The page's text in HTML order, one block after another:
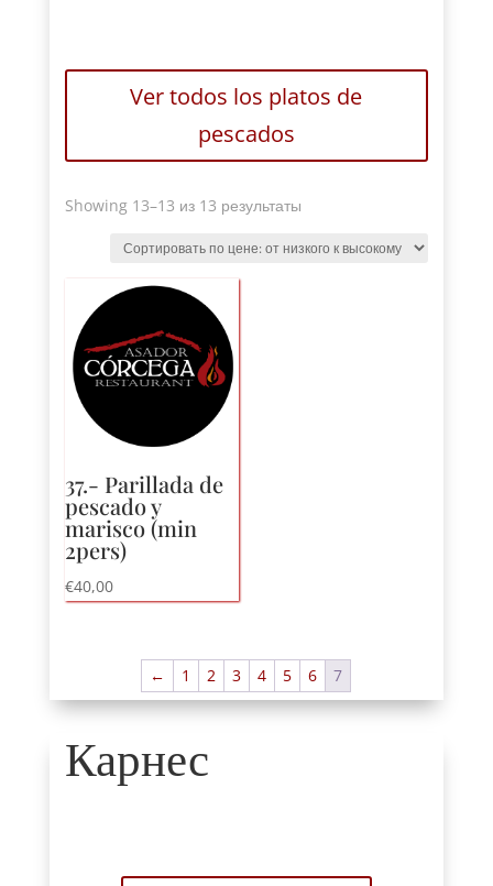
Ver todos los platos de
pescados
Showing 13–13 из 13 результатыSorted
price:
37.- Parillada de
pescado y
marisco(min
2pers)
€40,00
← 1 2 3 4 5 6 7
Карнес